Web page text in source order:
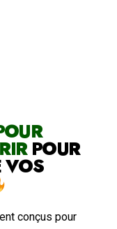
POUR
VOS
conçus pour